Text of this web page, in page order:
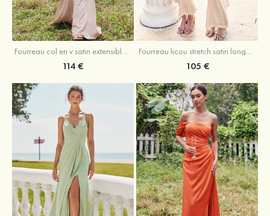
Fourreau col en v satin extensible ras du sol robe de demoiselle d'honneur
114 €
Fourreau licou stretch satin longueur cheville robe de demoiselle d'honneur
105 €